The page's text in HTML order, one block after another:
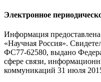
Электронное
Информация
«Научная Россия».
ФС77-62580, выдано
сфере связи,
коммуникаций 31 июля